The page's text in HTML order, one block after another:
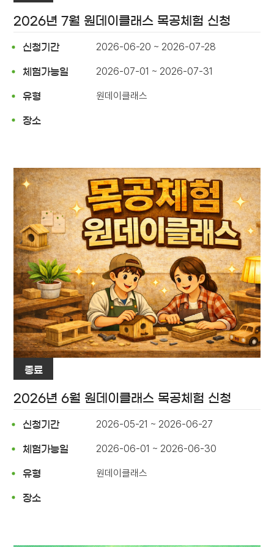
2026년 7월 원데이클래스 목공체험 신청
신청기간 2026-06-20 ~ 2026-07-28
체험가능일 2026-07-01 ~ 2026-07-31
유형 원데이클래스
장소
종료
2026년 6월 원데이클래스 목공체험 신청
신청기간 2026-05-21 ~ 2026-06-27
체험가능일 2026-06-01 ~ 2026-06-30
유형 원데이클래스
장소